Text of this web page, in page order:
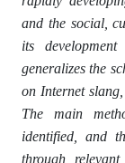
and the social,
its
generalizes the
on Internet
The main
identified, and
through